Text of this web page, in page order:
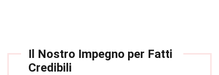
Il Nostro Impegno per Fatti
Credibili